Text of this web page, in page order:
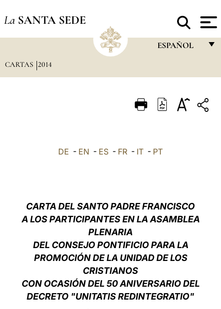
La SANTA SEDE
ESPAÑOL
ITALIANO
中文
CARTAS 2014
DE - EN - ES - FR - IT - PT
CARTA DEL SANTO PADRE FRANCISCO
A LOS PARTICIPANTES EN LA ASAMBLEA
PLENARIA
DEL CONSEJO PONTIFICIO PARA LA
PROMOCIÓN DE LA UNIDAD DE LOS
CRISTIANOS
CON OCASIÓN DEL 50 ANIVERSARIO DEL
DECRETO "UNITATIS REDINTEGRATIO"